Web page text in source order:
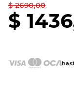
$ 2690,00
$ 1436